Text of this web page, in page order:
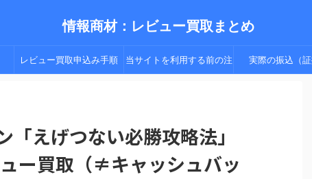
情報商材：レビュー買取まとめ
レビュー買取申込み手順 当サイトを利用する前の注 実際の振込（証
「えげつない必勝攻略法」
ュー買取（≠キャッシュバッ